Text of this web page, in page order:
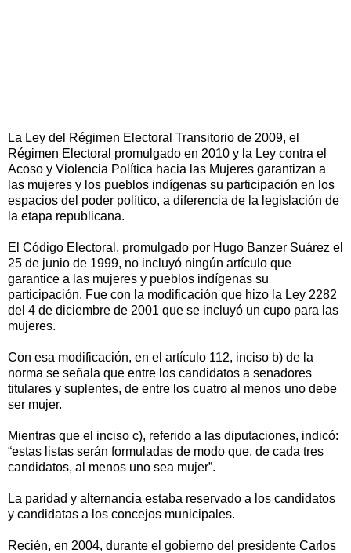
La Ley del Régimen Electoral Transitorio de 2009, el
Régimen Electoral promulgado en 2010 y la Ley contra el
Acoso y Violencia Política hacia las Mujeres garantizan a
las mujeres y los pueblos indígenas su participación en los
espacios del poder político, a diferencia de la legislación de
la etapa republicana.
El Código Electoral, promulgado por Hugo Banzer Suárez el
25 de junio de 1999, no incluyó ningún artículo que
garantice a las mujeres y pueblos indígenas su
participación. Fue con la modificación que hizo la Ley 2282
del 4 de diciembre de 2001 que se incluyó un cupo para las
mujeres.
Con esa modificación, en el artículo 112, inciso b) de la
norma se señala que entre los candidatos a senadores
titulares y suplentes, de entre los cuatro al menos uno debe
ser mujer.
Mientras que el inciso c), referido a las diputaciones, indicó:
“estas listas serán formuladas de modo que, de cada tres
candidatos, al menos uno sea mujer”.
La paridad y alternancia estaba reservado a los candidatos
y candidatas a los concejos municipales.
Recién, en 2004, durante el gobierno del presidente Carlos